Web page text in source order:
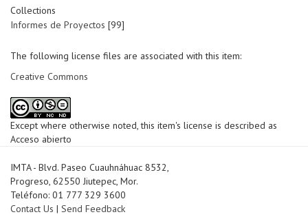
Collections
Informes de Proyectos [99]
The following license files are associated with this item:
Creative Commons
Except where otherwise noted, this item's license is described as
Acceso abierto
IMTA - Blvd. Paseo Cuauhnáhuac 8532,
Progreso, 62550 Jiutepec, Mor.
Teléfono: 01 777 329 3600
Contact Us | Send Feedback